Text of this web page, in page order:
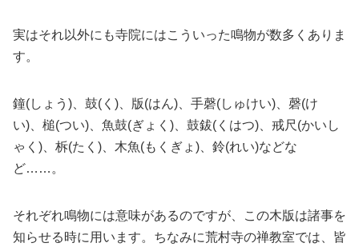
実はそれ以外にも寺院にはこういった鳴物が数多くありま
す。
鐘(しょう)、鼓(く)、版(はん)、手磬(しゅけい)、磬(け
い)、槌(つい)、魚鼓(ぎょく)、鼓鈸(くはつ)、戒尺(かいし
ゃく)、柝(たく)、木魚(もくぎょ)、鈴(れい)などな
ど……。
それぞれ鳴物には意味があるのですが、この木版は諸事を
知らせる時に用います。ちなみに荒村寺の禅教室では、皆